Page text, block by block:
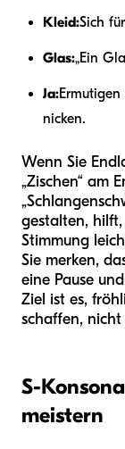
Kleid:Sich
Glas:„Ein
Ja:
nicken.
Wenn Sie
„Zischen“ am
gestalten,
Stimmung
Sie merken,
eine Pause
Ziel ist es,
schaffen, nicht
S-
meistern